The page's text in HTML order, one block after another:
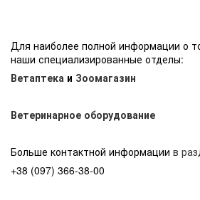
Для наиболее полной информации о
наши специализированные отделы:
Ветаптека и Зоомагазин
Ветеринарное оборудование
Больше контактной информации в
+38 (097) 366-38-00